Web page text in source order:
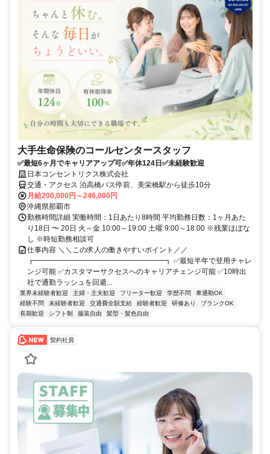
大手生命保険のコールセンタースタッフ
✅最短6ヶ月でキャリアアップ可✅年休124日✅未経験歓迎
日本コンセントリクス株式会社
交通・アクセス 泊高橋バス停前、美栄橋駅から徒歩10分
月給200,000円～246,000円
沖縄県那覇市
勤務時間詳細 実働時間：1日あたり8時間 平均勤務日数：1ヶ月あた
り18日 〜 20日 火～金 10:00～19:00 土曜 9:00～18:00 ※残業ほぼな
し ※時短勤務相談可
仕事内容 ＼＼この求人の働きやすいポイント／／
┏━━━━━━━━━━━━━━━━━━┓ ✅最短半年で登用チャレ
ンジ可能 ✅カスタマーサクセスへのキャリアチェンジ可能 ✅10時出
社で通勤ラッシュを回避...
業界未経験者歓迎 主婦・主夫歓迎 フリーター歓迎 学歴不問
車通勤OK
経験不問
未経験者歓迎 交通費全額支給 経験者歓迎 研修あり
ブランクOK
長期歓迎
シフト制 服装自由 髪型・髪色自由
契約社員